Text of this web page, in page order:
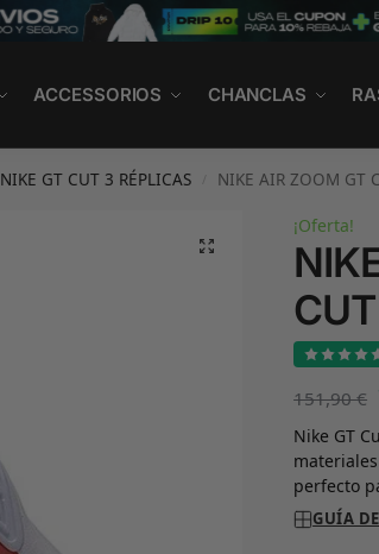
ACCESSORIOS CHANCLAS
NIKE GT CUT 3 RÉPLICAS NIKE AIR ZOOM GT
¡Oferta!
151,90€
Nike GT
perfecto
GUÍA